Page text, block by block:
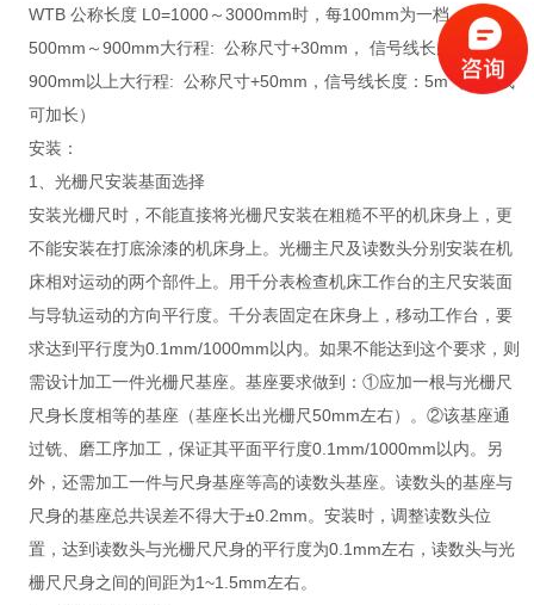
WTB 公称长度 L0=1000～3000mm时，每100mm为一档
500mm～900mm大行程: 公称尺寸+30mm， 信号线长度：3.5m
900mm以上大行程: 公称尺寸+50mm，信号线长度：5m（信号线
可加长）
安装：
1、光栅尺安装基面选择
安装光栅尺时，不能直接将光栅尺安装在粗糙不平的机床身上，更
不能安装在打底涂漆的机床身上。光栅主尺及读数头分别安装在机
床相对运动的两个部件上。用千分表检查机床工作台的主尺安装面
与导轨运动的方向平行度。千分表固定在床身上，移动工作台，要
求达到平行度为0.1mm/1000mm以内。如果不能达到这个要求，则
需设计加工一件光栅尺基座。基座要求做到：①应加一根与光栅尺
尺身长度相等的基座（基座长出光栅尺50mm左右）。②该基座通
过铣、磨工序加工，保证其平面平行度0.1mm/1000mm以内。另
外，还需加工一件与尺身基座等高的读数头基座。读数头的基座与
尺身的基座总共误差不得大于±0.2mm。安装时，调整读数头位
置，达到读数头与光栅尺尺身的平行度为0.1mm左右，读数头与光
栅尺尺身之间的间距为1~1.5mm左右。